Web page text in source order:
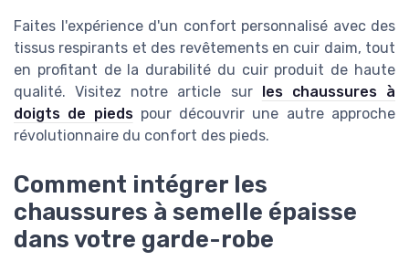
Faites l'expérience d'un confort personnalisé avec des
tissus respirants et des revêtements en cuir daim, tout
en profitant de la durabilité du cuir produit de haute
qualité. Visitez notre article sur
les chaussures à
doigts de piedspour découvrir une autre approche
révolutionnaire du confort des pieds.
Comment intégrer les
chaussures à semelle épaisse
dans votre garde-robe